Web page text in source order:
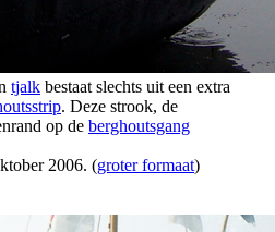
tjalk bestaat slechts uit een extra
. Deze strook, de
op de berghoutsgang
2006. (groter formaat)